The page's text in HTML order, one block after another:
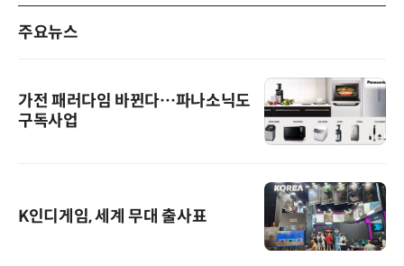
주요뉴스
가전 패러다임 바뀐다…파나소닉도
구독사업
K인디게임, 세계 무대 출사표